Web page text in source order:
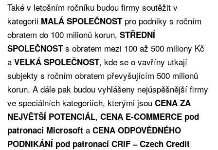
Také v letošním ročníku budou firmy soutěžit v
kategorii MALÁ SPOLEČNOSTpro podniky s ročním
obratem do 100 milionů korun, STŘEDNÍ
SPOLEČNOSTs obratem mezi 100 až 500 miliony Kč
a VELKÁ SPOLEČNOST, kde se o vavříny utkají
subjekty s ročním obratem převyšujícím 500 milionů
korun. A dále pak budou vyhlášeny nejúspěšnější firmy
ve speciálních kategoriích, kterými jsou CENA ZA
NEJVĚTŠÍ POTENCIÁL, CENA E-COMMERCE pod
patronací Microsoft a CENA ODPOVĚDNÉHO
PODNIKÁNÍ pod patronací CRIF – Czech Credit